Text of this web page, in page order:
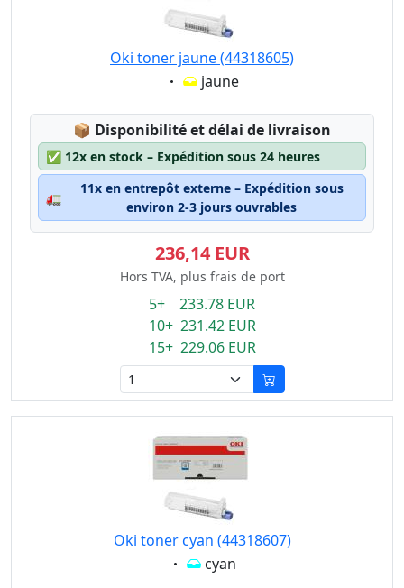
Oki toner jaune (44318605)
Eigenschaft:
jaune
📦 Lagerstatus:
Disponibilité et délai de livraison
✅ 12x en stock – Expédition sous 24 heures
🚛
11x en entrepôt externe – Expédition sous
environ 2-3 jours ouvrables
236,14 EUR
Hors TVA, plus frais de port
5+ 233.78 EUR
10+ 231.42 EUR
15+ 229.06 EUR
Oki toner cyan (44318607)
Eigenschaft:
cyan